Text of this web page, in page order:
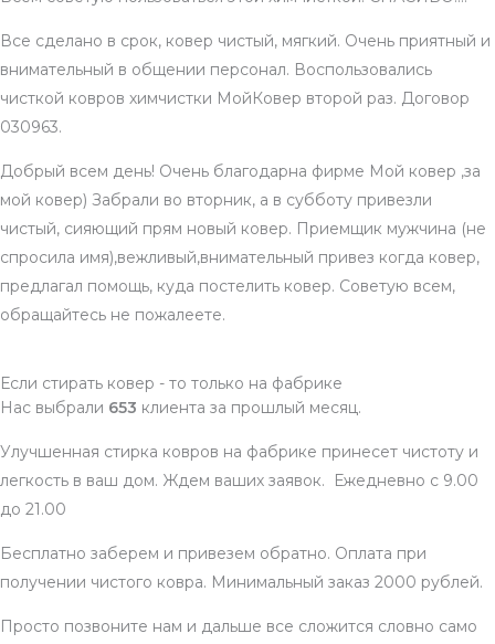
Все сделано в срок, ковер чистый, мягкий. Очень приятный и
внимательный в общении персонал. Воспользовались
чисткой ковров химчистки МойКовер второй раз. Договор
030963.
Добрый всем день! Очень благодарна фирме Мой ковер ,за
мой ковер) Забрали во вторник, а в субботу привезли
чистый, сияющий прям новый ковер. Приемщик мужчина (не
спросила имя),вежливый,внимательный привез когда ковер,
предлагал помощь, куда постелить ковер. Советую всем,
обращайтесь не пожалеете.
Если стирать ковер - то только на фабрике
Нас выбрали 653 клиента за прошлый месяц.
Улучшенная стирка ковров на фабрике принесет чистоту и
легкость в ваш дом. Ждем ваших заявок. Ежедневно с 9.00
до 21.00
Бесплатно заберем и привезем обратно. Оплата при
получении чистого ковра. Минимальный заказ 2000 рублей.
Просто позвоните нам и дальше все сложится словно само